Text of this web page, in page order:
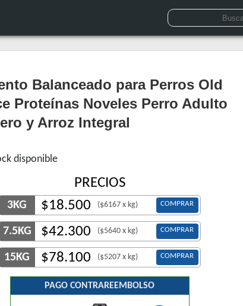
Balanceado para Perros Old
Proteínas Noveles Perro Adulto
y Arroz Integral
disponible
PRECIOS
3KG $18.500 ($6167 x kg) COMPRAR
7.5KG $42.300 ($5640 x kg) COMPRAR
15KG $78.100 ($5207 x kg) COMPRAR
PAGO CONTRAREEMBOLSO